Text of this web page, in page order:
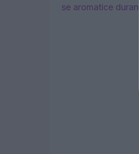
se aromatice